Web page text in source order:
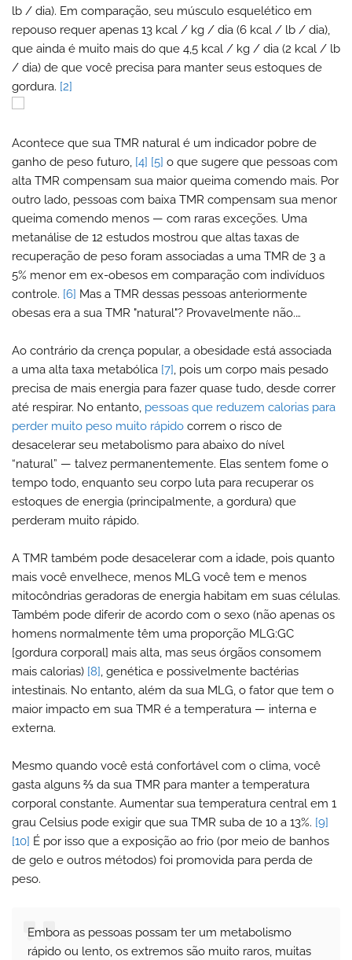
lb / dia). Em comparação, seu músculo esquelético em
repouso requer apenas 13 kcal / kg / dia (6 kcal / lb / dia),
que ainda é muito mais do que 4,5 kcal / kg / dia (2 kcal / lb
/ dia) de que você precisa para manter seus estoques de
gordura. [2]
Acontece que sua TMR natural é um indicador pobre de
ganho de peso futuro, [4] [5] o que sugere que pessoas com
alta TMR compensam sua maior queima comendo mais. Por
outro lado, pessoas com baixa TMR compensam sua menor
queima comendo menos — com raras exceções. Uma
metanálise de 12 estudos mostrou que altas taxas de
recuperação de peso foram associadas a uma TMR de 3 a
5% menor em ex-obesos em comparação com indivíduos
controle. [6] Mas a TMR dessas pessoas anteriormente
obesas era a sua TMR "natural"? Provavelmente não.…
Ao contrário da crença popular, a obesidade está associada
a uma alta taxa metabólica [7], pois um corpo mais pesado
precisa de mais energia para fazer quase tudo, desde correr
até respirar. No entanto, pessoas que reduzem calorias para
perder muito peso muito rápido correm o risco de
desacelerar seu metabolismo para abaixo do nível
“natural” — talvez permanentemente. Elas sentem fome o
tempo todo, enquanto seu corpo luta para recuperar os
estoques de energia (principalmente, a gordura) que
perderam muito rápido.
A TMR também pode desacelerar com a idade, pois quanto
mais você envelhece, menos MLG você tem e menos
mitocôndrias geradoras de energia habitam em suas células.
Também pode diferir de acordo com o sexo (não apenas os
homens normalmente têm uma proporção MLG:GC
[gordura corporal] mais alta, mas seus órgãos consomem
mais calorias) [8], genética e possivelmente bactérias
intestinais. No entanto, além da sua MLG, o fator que tem o
maior impacto em sua TMR é a temperatura — interna e
externa.
Mesmo quando você está confortável com o clima, você
gasta alguns ⅔ da sua TMR para manter a temperatura
corporal constante. Aumentar sua temperatura central em 1
grau Celsius pode exigir que sua TMR suba de 10 a 13%. [9]
[10] É por isso que a exposição ao frio (por meio de banhos
de gelo e outros métodos) foi promovida para perda de
peso.
Embora as pessoas possam ter um metabolismo
rápido ou lento, os extremos são muito raros, muitas